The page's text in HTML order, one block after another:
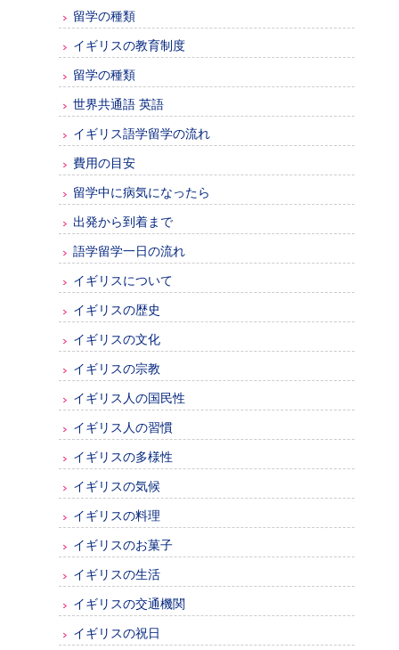
留学の種類
イギリスの教育制度
留学の種類
世界共通語 英語
イギリス語学留学の流れ
費用の目安
留学中に病気になったら
出発から到着まで
語学留学一日の流れ
イギリスについて
イギリスの歴史
イギリスの文化
イギリスの宗教
イギリス人の国民性
イギリス人の習慣
イギリスの多様性
イギリスの気候
イギリスの料理
イギリスのお菓子
イギリスの生活
イギリスの交通機関
イギリスの祝日